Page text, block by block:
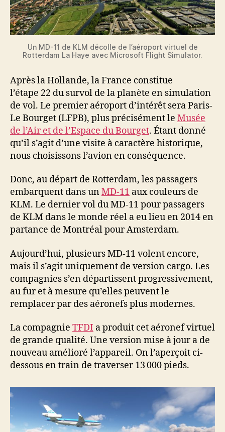
Un MD-11 de KLM décolle de l’aéroport virtuel de
Rotterdam La Haye avec Microsoft Flight Simulator.
Après la Hollande, la France constitue
l’étape 22 du survol de la planète en simulation
de vol. Le premier aéroport d’intérêt sera Paris-
Le Bourget (LFPB), plus précisément le Musée
de l’Air et de l’Espace du Bourget. Étant donné
qu’il s’agit d’une visite à caractère historique,
nous choisissons l’avion en conséquence.
Donc, au départ de Rotterdam, les passagers
embarquent dans unMD-11 aux couleurs de
KLM. Le dernier vol du MD-11 pour passagers
de KLM dans le monde réel a eu lieu en 2014 en
partance de Montréal pour Amsterdam.
Aujourd’hui, plusieurs MD-11 volent encore,
mais il s’agit uniquement de version cargo. Les
compagnies s’en départissent progressivement,
au fur et à mesure qu’elles peuvent le
remplacer par des aéronefs plus modernes.
La compagnie TFDI a produit cet aéronef virtuel
de grande qualité. Une version mise à jour a de
nouveau amélioré l’appareil. On l’aperçoit ci-
dessous en train de traverser 13 000 pieds.